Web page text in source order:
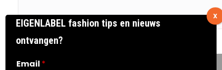
EIGENLABEL fashion tips en nieuws
ontvangen?
Email *
X